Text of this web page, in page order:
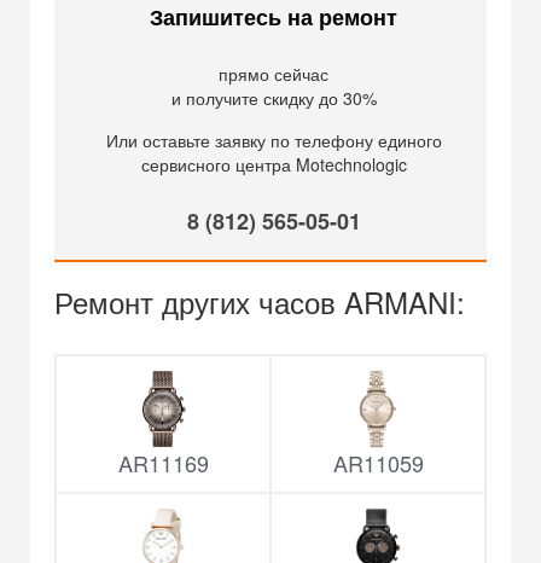
Запишитесь на ремонт
прямо сейчас
и получите скидку до 30%
Или оставьте заявку по телефону единого
сервисного центра Motechnologic
8 (812) 565-05-01
Ремонт других часов ARMANI:
AR11169 AR11059